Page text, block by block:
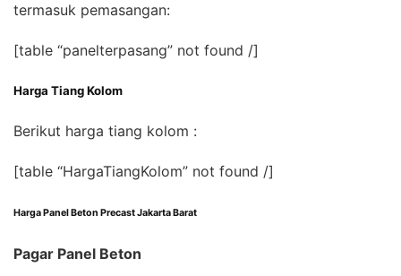
termasuk pemasangan:
[table “panelterpasang” not found /]
Harga Tiang Kolom
Berikut harga tiang kolom :
[table “HargaTiangKolom” not found /]
Harga Panel Beton Precast Jakarta Barat
Pagar Panel Beton